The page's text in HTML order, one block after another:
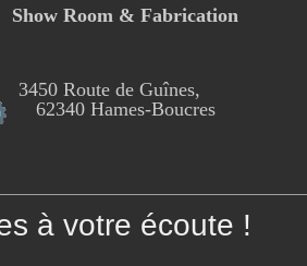
Show Room & Fabrication
3450 Route de Guînes,
62340 Hames-Boucres
à votre écoute !